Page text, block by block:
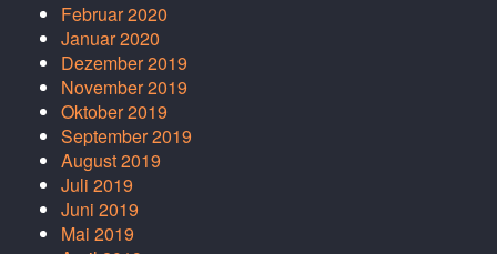
Februar 2020
Januar 2020
Dezember 2019
November 2019
Oktober 2019
September 2019
August 2019
Juli 2019
Juni 2019
Mai 2019